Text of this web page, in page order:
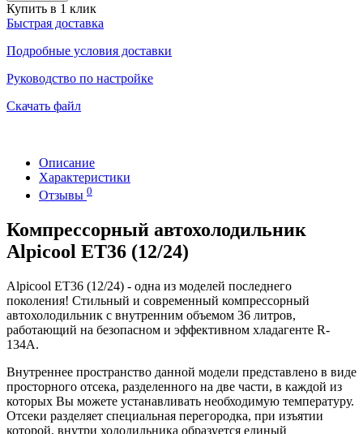
Купить в 1 клик
Быстрая доставка
Подробные условия доставки
Руководство по настройке
Скачать файл
Описание
Характеристики
Отзывы 0
Компрессорный автохолодильник
Alpicool ET36 (12/24)
Alpicool ET36 (12/24) - одна из моделей последнего
поколения! Стильный и современный компрессорный
автохолодильник с внутренним объемом 36 литров,
работающий на безопасном и эффективном хладагенте R-
134A.
Внутреннее пространство данной модели представлено в виде
просторного отсека, разделенного на две части, в каждой из
которых Вы можете устанавливать необходимую температуру.
Отсеки разделяет специальная перегородка, при изъятии
которой, внутри холодильника образуется единый